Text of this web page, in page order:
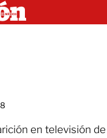
en televisión de